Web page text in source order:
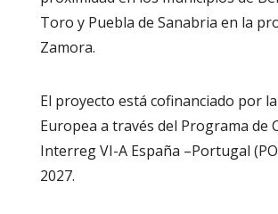
Toro y Puebla de Sanabria en la
Zamora.
El proyecto está cofinanciado por
Europea a través del Programa de
Interreg VI-A España –Portugal
2027.